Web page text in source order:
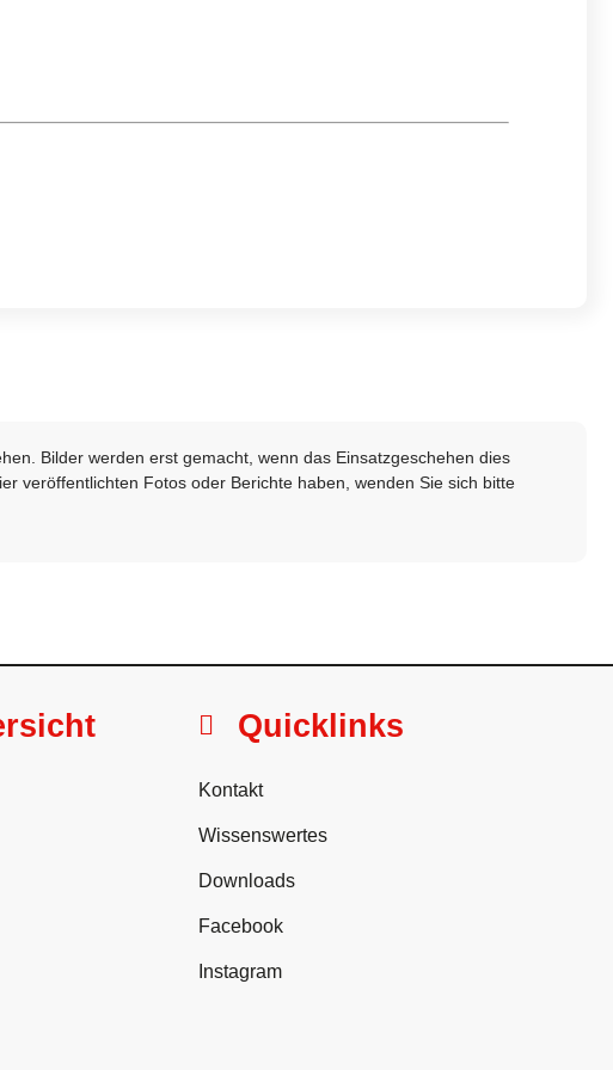
Bilder werden erst gemacht, wenn das Einsatzgeschehen dies
veröffentlichten Fotos oder Berichte haben, wenden Sie sich bitte
Quicklinks
Kontakt
Wissenswertes
Downloads
Facebook
Instagram